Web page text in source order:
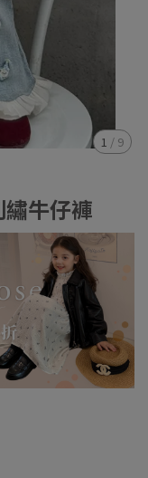
1 / 9
牛仔褲